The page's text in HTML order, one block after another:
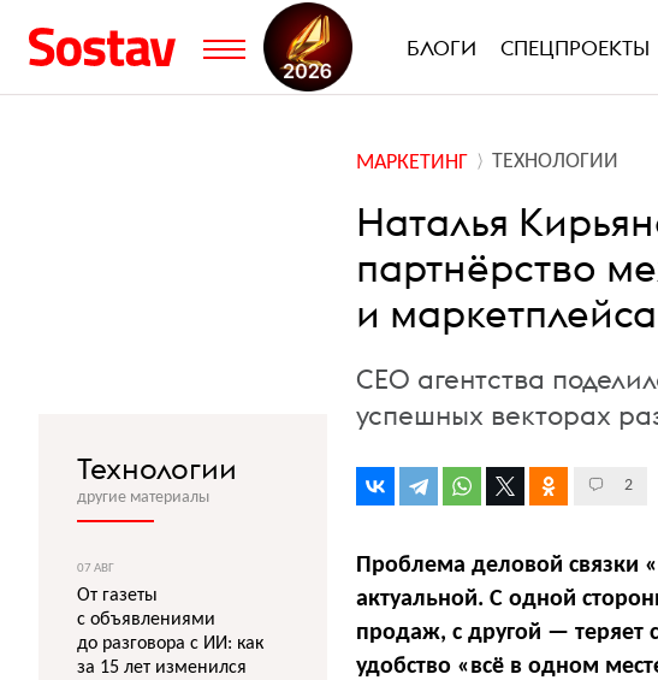
БЛОГИ СПЕЦПРОЕКТЫ
МАРКЕТИНГ ТЕХНОЛОГИИ
Наталья
партнёрство
и
CEO агентства
успешных векторах
2
Проблема деловой связки
актуальной. С одной
продаж, с другой — теряет
удобство «всё в одном
Технологии
другие материалы
07 АВГ
От газеты
с объявлениями
до разговора с ИИ: как
за 15 лет изменился